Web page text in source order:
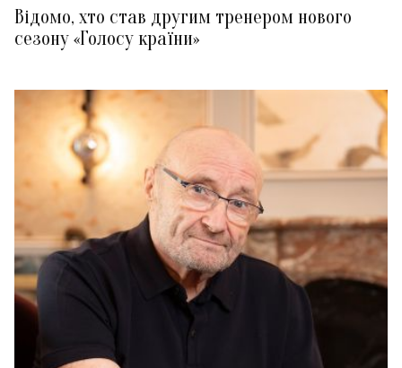
Відомо, хто став другим тренером нового
сезону «Голосу країни»